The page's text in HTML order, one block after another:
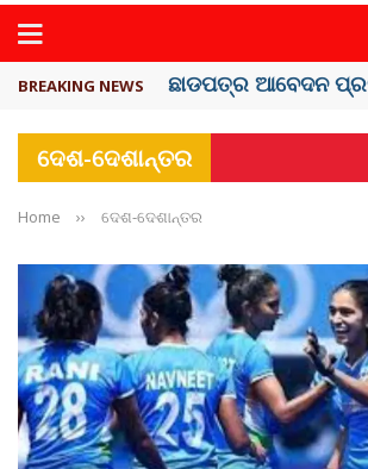
BREAKING NEWS ଛାଡପତ୍ର ଆବେଦନ
ଦେଶ-ଦେଶାନ୍ତର
Home ›› ଦେଶ-ଦେଶାନ୍ତର